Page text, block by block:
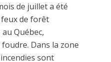
de juillet a été
de forêt
Québec,
Dans la zone
sont